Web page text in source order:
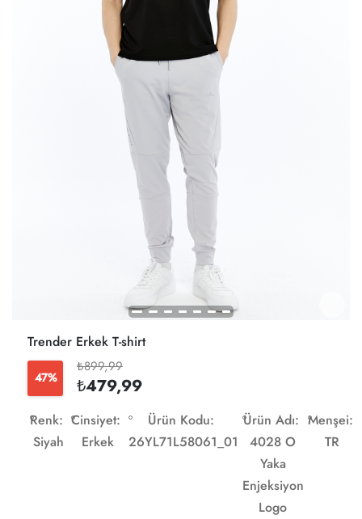
Trender Erkek T-shirt
47%
₺899,99
₺479,99
Renk:
Siyah
Cinsiyet:
Erkek
Ürün Kodu:
26YL71L58061_01
Ürün Adı:
4028 O
Yaka
Enjeksiyon
Logo
Menşei:
TR